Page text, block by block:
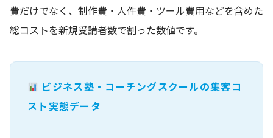
費だけでなく、制作費・人件費・ツール費用などを含めた
総コストを新規受講者数で割った数値です。
ビジネス塾・コーチングスクールの集客コ
スト実態データ